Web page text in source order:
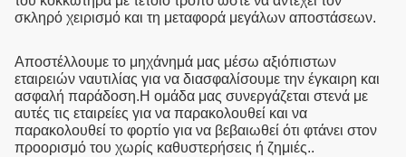
σκληρό χειρισμό και τη μεταφορά μεγάλων αποστάσεων.
Αποστέλλουμε το μηχάνημά μας μέσω αξιόπιστων
εταιρειών ναυτιλίας για να διασφαλίσουμε την έγκαιρη και
ασφαλή παράδοση.Η ομάδα μας συνεργάζεται στενά με
αυτές τις εταιρείες για να παρακολουθεί και να
παρακολουθεί το φορτίο για να βεβαιωθεί ότι φτάνει στον
προορισμό του χωρίς καθυστερήσεις ή ζημιές..